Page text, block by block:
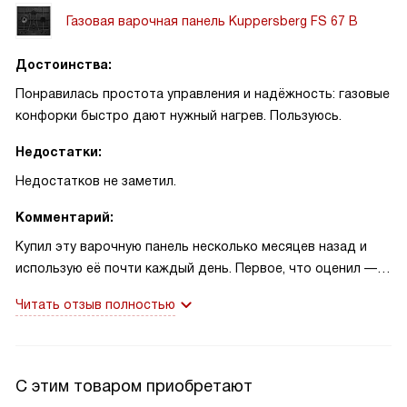
Газовая варочная панель Kuppersberg FS 67 B
Достоинства:
Понравилась простота управления и надёжность: газовые
конфорки быстро дают нужный нагрев. Пользуюсь.
Недостатки:
Недостатков не заметил.
Комментарий:
Купил эту варочную панель несколько месяцев назад и
использую её почти каждый день. Первое, что оценил —
без лишних манипуляций. Поворачиваешь ручку — и пламя
важно было иметь рабочую поверхность, на которой
можно одновременно поставить несколько кастрюль.
Читать отзыв полностью
С этим товаром приобретают